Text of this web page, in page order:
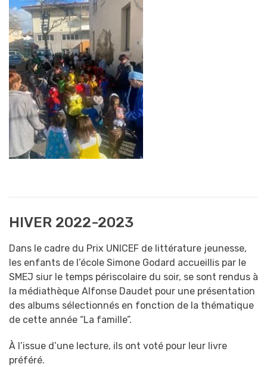
HIVER 2022-2023
Dans le cadre du Prix UNICEF de littérature jeunesse,
les enfants de l’école Simone Godard accueillis par le
SMEJ siur le temps périscolaire du soir, se sont rendus à
la médiathèque Alfonse Daudet pour une présentation
des albums sélectionnés en fonction de la thématique
de cette année “La famille”.
À l’issue d’une lecture, ils ont voté pour leur livre
préféré.